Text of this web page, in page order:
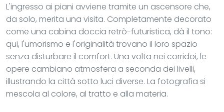
L'ingresso ai piani avviene tramite un ascensore che,
da solo, merita una visita. Completamente decorato
come una cabina doccia retrò-futuristica, dà il tono:
qui, l'umorismo e l'originalità trovano il loro spazio
senza disturbare il comfort. Una volta nei corridoi, le
opere cambiano atmosfera a seconda dei livelli,
illustrando la città sotto luci diverse. La fotografia si
mescola al colore, al tratto e alla materia.